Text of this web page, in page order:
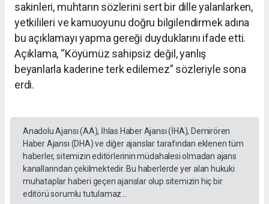
sakinleri, muhtarın sözlerini sert bir dille yalanlarken,
yetkilileri ve kamuoyunu doğru bilgilendirmek adına
bu açıklamayı yapma gereği duyduklarını ifade etti.
Açıklama, “Köyümüz sahipsiz değil, yanlış
beyanlarla kaderine terk edilemez” sözleriyle sona
erdi.
Anadolu Ajansı (AA), İhlas Haber Ajansı (İHA), Demirören
Haber Ajansı (DHA) ve diğer ajanslar tarafından eklenen tüm
haberler, sitemizin editörlerinin müdahalesi olmadan ajans
kanallarından çekilmektedir. Bu haberlerde yer alan hukuki
muhataplar haberi geçen ajanslar olup sitemizin hiç bir
editörü sorumlu tutulamaz...